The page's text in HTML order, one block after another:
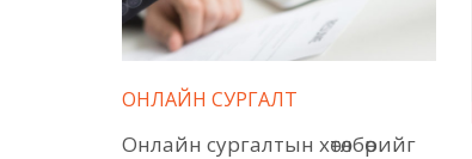
ОНЛАЙН СУРГАЛТ
Онлайн сургалтын хөтөлбөрийг